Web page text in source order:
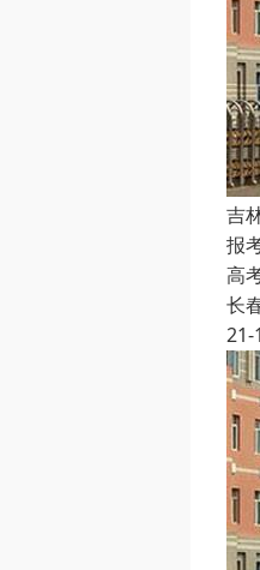
吉
报
高
长
21-